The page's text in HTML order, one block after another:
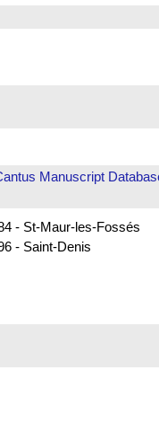
Manuscript
- St-Maur-les-Fossés
- Saint-Denis